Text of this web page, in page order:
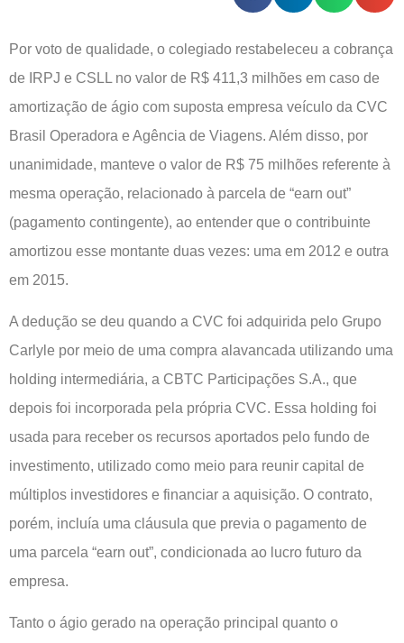
Por voto de qualidade, o colegiado restabeleceu a cobrança
de IRPJ e CSLL no valor de R$ 411,3 milhões em caso de
amortização de ágio com suposta empresa veículo da CVC
Brasil Operadora e Agência de Viagens. Além disso, por
unanimidade, manteve o valor de R$ 75 milhões referente à
mesma operação, relacionado à parcela de “earn out”
(pagamento contingente), ao entender que o contribuinte
amortizou esse montante duas vezes: uma em 2012 e outra
em 2015.
A dedução se deu quando a CVC foi adquirida pelo Grupo
Carlyle por meio de uma compra alavancada utilizando uma
holding intermediária, a CBTC Participações S.A., que
depois foi incorporada pela própria CVC. Essa holding foi
usada para receber os recursos aportados pelo fundo de
investimento, utilizado como meio para reunir capital de
múltiplos investidores e financiar a aquisição. O contrato,
porém, incluía uma cláusula que previa o pagamento de
uma parcela “earn out”, condicionada ao lucro futuro da
empresa.
Tanto o ágio gerado na operação principal quanto o